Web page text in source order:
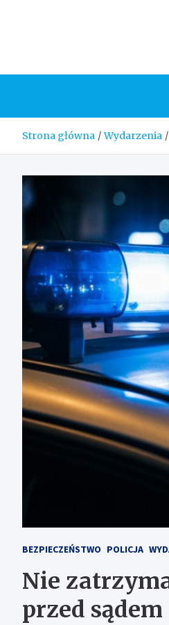
Strona główna Wydarzenia
BEZPIECZEŃSTWO POLICJA
Nie
przed sądem